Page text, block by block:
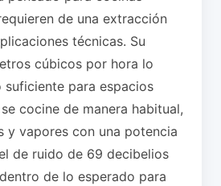
de una extracción
técnicas. Su
cúbicos por hora lo
suficiente para espacios
cocine de manera habitual,
y vapores con una potencia
de ruido de 69 decibelios
de lo esperado para